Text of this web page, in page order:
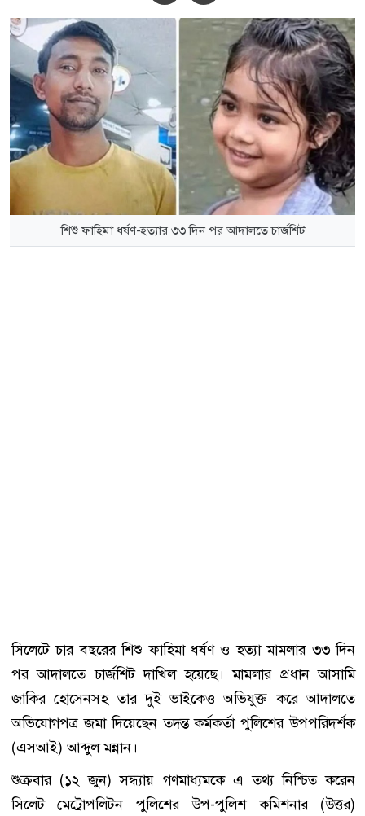
শিশু ফাহিমা ধর্ষণ-হত্যার ৩৩ দিন পর আদালতে চার্জশিট
সিলেটে চার বছরের শিশু ফাহিমা ধর্ষণ ও হত্যা মামলার ৩৩ দিন
পর আদালতে চার্জশিট দাখিল হয়েছে। মামলার প্রধান আসামি
জাকির হোসেনসহ তার দুই ভাইকেও অভিযুক্ত করে আদালতে
অভিযোগপত্র জমা দিয়েছেন তদন্ত কর্মকর্তা পুলিশের উপপরিদর্শক
(এসআই) আব্দুল মন্নান।
শুক্রবার (১২ জুন) সন্ধ্যায় গণমাধ্যমকে এ তথ্য নিশ্চিত করেন
সিলেট মেট্রোপলিটন পুলিশের উপ-পুলিশ কমিশনার (উত্তর)